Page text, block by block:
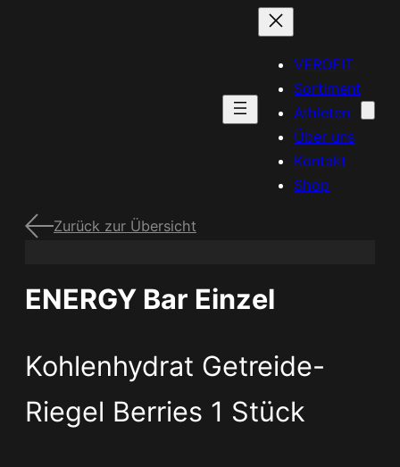
VEROFIT
Sortiment
Athleten
Über uns
Kontakt
Shop
Zurück zur Übersicht
ENERGY Bar Einzel
Kohlenhydrat Getreide-
Riegel Berries 1 Stück